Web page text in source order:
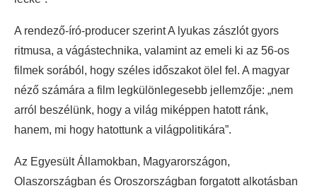
A rendező-író-producer szerint A lyukas zászlót gyors
ritmusa, a vágástechnika, valamint az emeli ki az 56-os
filmek sorából, hogy széles időszakot ölel fel. A magyar
néző számára a film legkülönlegesebb jellemzője: „nem
arról beszélünk, hogy a világ miképpen hatott ránk,
hanem, mi hogy hatottunk a világpolitikára”.
Az Egyesült Államokban, Magyarországon,
Olaszországban és Oroszországban forgatott alkotásban